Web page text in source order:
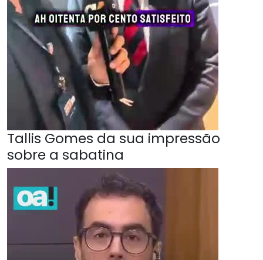
Tallis Gomes da sua impressão
sobre a sabatina